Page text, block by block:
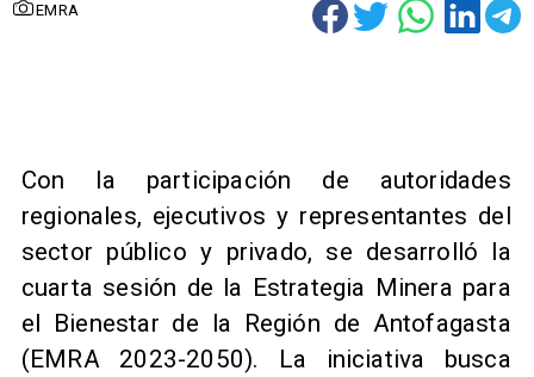
EMRA
Con la participación de autoridades
regionales, ejecutivos y representantes del
sector público y privado, se desarrolló la
cuarta sesión de la Estrategia Minera para
el Bienestar de la Región de Antofagasta
(EMRA 2023-2050). La iniciativa busca